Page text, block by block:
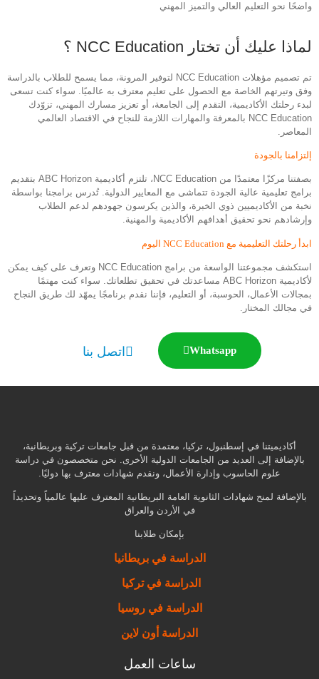
واضحًا نحو التعليم العالي والتميز المهني
لماذا عليك أن تختار NCC Education ؟
تم تصميم مؤهلات NCC Education لتوفير المرونة، مما يسمح للطلاب بالدراسة
وفق وتيرتهم الخاصة مع الحصول على تعليم معترف به عالميًا. سواء كنت تسعى
لبدء رحلتك الأكاديمية، التقدم إلى الجامعة، أو تعزيز مسارك المهني، تزوّدك
NCC Education بالمعرفة والمهارات اللازمة للنجاح في الاقتصاد العالمي
المعاصر.
إلتزامنا بالجودة
بصفتنا مركزًا معتمدًا من NCC Education، تلتزم أكاديمية ABC Horizon بتقديم
برامج تعليمية عالية الجودة تتماشى مع المعايير الدولية. تُدرس برامجنا بواسطة
نخبة من الأكاديميين ذوي الخبرة، والذين يكرسون جهودهم لدعم الطلاب
وإرشادهم نحو تحقيق أهدافهم الأكاديمية والمهنية.
ابدأ رحلتك التعليمية مع NCC Education اليوم
استكشف مجموعتنا الواسعة من برامج NCC Education وتعرف على كيف يمكن
لأكاديمية ABC Horizon مساعدتك في تحقيق تطلعاتك. سواء كنت مهتمًا
بمجالات الأعمال، الحوسبة، أو التعليم، فإننا نقدم برنامجًا يمهّد لك طريق النجاح
في مجالك المختار.
Whatsapp اتصل بنا
أكاديميتنا في إسطنبول، تركيا، معتمدة من قبل جامعات تركية وبريطانية،
بالإضافة إلى العديد من الجامعات الدولية الأخرى. نحن متخصصون في دراسة
علوم الحاسوب وإدارة الأعمال، ونقدم شهادات معترف بها دوليًا.
بالإضافة لمنح شهادات الثانوية العامة البريطانية المعترف عليها عالمياً وتحديداً
في الأردن والعراق
بإمكان طلابنا
الدراسة في بريطانيا
الدراسة في تركيا
الدراسة في روسيا
الدراسة أون لاين
ساعات العمل